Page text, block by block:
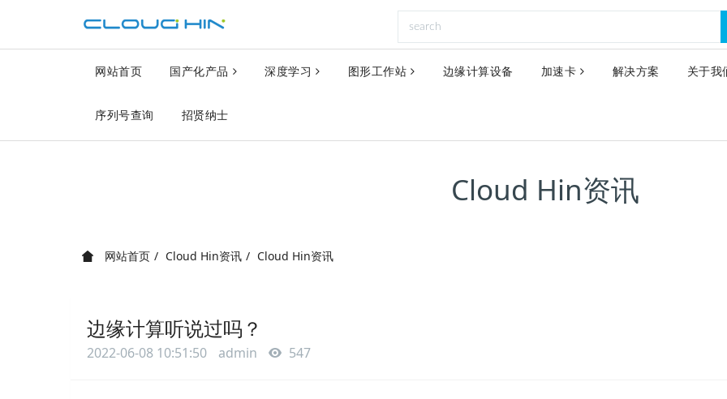
网站首页 国产化产品 深度学习 图形工作站 边缘计算设备 加速卡 解决方案 关于我
序列号查询 招贤纳士
Cloud Hin资讯
网站首页 Cloud Hin资讯 Cloud Hin资讯
边缘计算听说过吗？
2022-06-08 10:51:50 admin 547